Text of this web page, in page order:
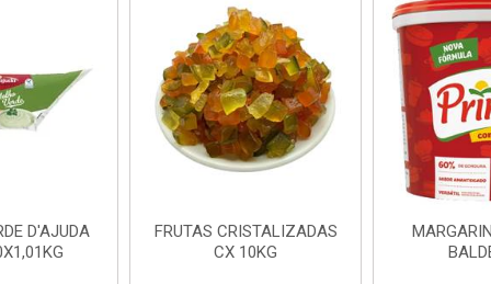
MARGARINA PRIMOR
BALDE 3KG
CAIXA